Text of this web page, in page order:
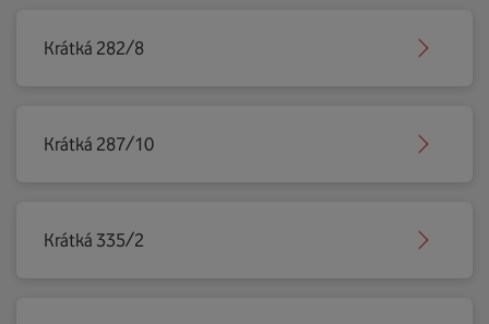
Krátká 282/8
Krátká 287/10
Krátká 335/2